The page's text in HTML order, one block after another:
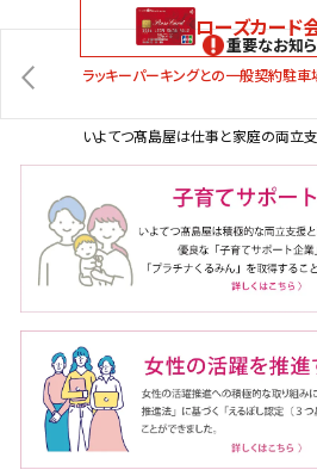
ローズカード
重要なお知
ラッキーパーキングとの一般契約駐
いよてつ髙島屋は仕事と家庭の両立